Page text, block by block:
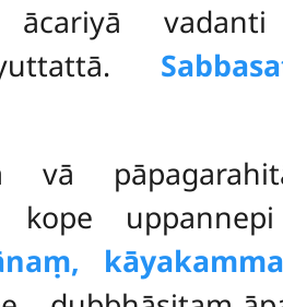
ācariyā
vā
kope